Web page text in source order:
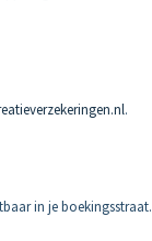
.
in je boekingsstraat.